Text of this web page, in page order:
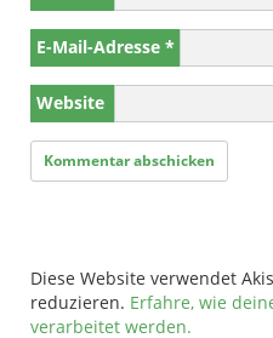
E-Mail-Adresse *
Website
Diese Website verwendet
reduzieren. Erfahre, wie
verarbeitet werden.